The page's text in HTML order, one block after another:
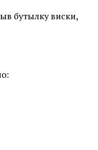
бутылку виски,